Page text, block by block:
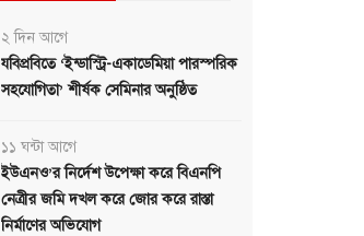
২ দিন আগে
যবিপ্রবিতে ‘ইন্ডাস্ট্রি-একাডেমিয়া পারস্পরিক
সহযোগিতা’ শীর্ষক সেমিনার অনুষ্ঠিত
১১ ঘন্টা আগে
ইউএনও’র নির্দেশ উপেক্ষা করে বিএনপি
নেত্রীর জমি দখল করে জোর করে রাস্তা
নির্মাণের অভিযোগ